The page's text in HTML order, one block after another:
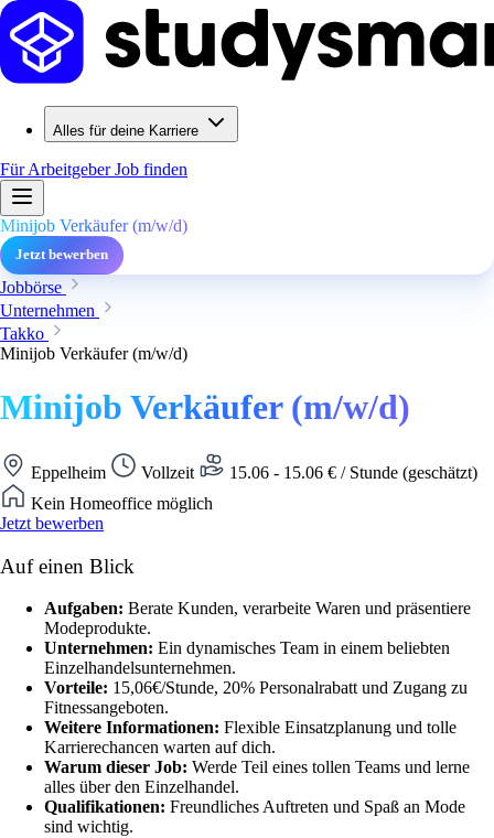
Alles für deine Karriere
Für ArbeitgeberJob finden
Minijob Verkäufer (m/w/d)
Jetzt bewerben
Jobbörse
Unternehmen
Takko
Minijob Verkäufer (m/w/d)
Minijob Verkäufer (m/w/d)
Eppelheim Vollzeit
15.06 - 15.06 € / Stunde (geschätzt)
Kein Homeoffice möglich
Jetzt bewerben
Auf einen Blick
Aufgaben: Berate Kunden, verarbeite Waren und präsentiere
Modeprodukte.
Unternehmen: Ein dynamisches Team in einem beliebten
Einzelhandelsunternehmen.
Vorteile: 15,06€/Stunde, 20% Personalrabatt und Zugang zu
Fitnessangeboten.
Weitere Informationen: Flexible Einsatzplanung und tolle
Karrierechancen warten auf dich.
Warum dieser Job: Werde Teil eines tollen Teams und lerne
alles über den Einzelhandel.
Qualifikationen: Freundliches Auftreten und Spaß an Mode
sind wichtig.